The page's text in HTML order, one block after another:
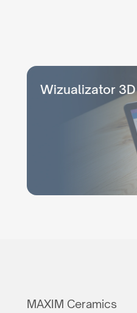
Wizualizator 3D
MAXIM Ceramics